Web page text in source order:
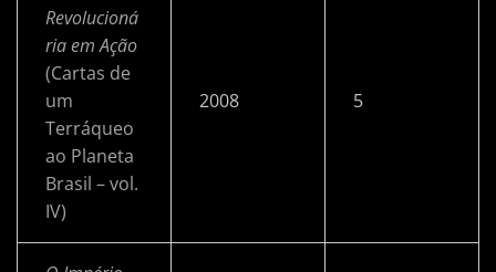
Revolucioná
ria em Ação
(Cartas de
um
Terráqueo
ao Planeta
Brasil – vol.
IV)
2008 5